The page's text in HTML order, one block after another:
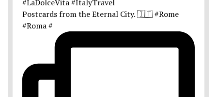
Postcards from the Eternal City. 🇮🇹 #Rome
#Roma #